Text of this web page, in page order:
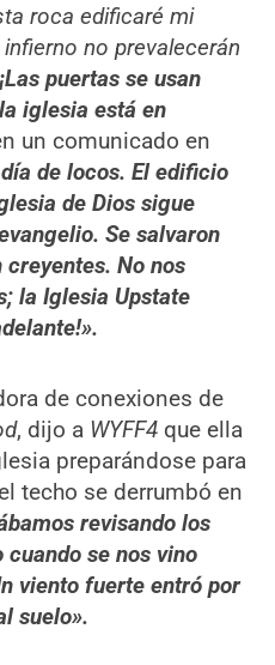
roca edificaré mi
no prevalecerán
puertas se usan
iglesia está en
un comunicado en
de locos. El edificio
de Dios sigue
Se salvaron
creyentes. No nos
la Iglesia Upstate
de conexiones de
, dijo a WYFF4 que ella
preparándose para
techo se derrumbó en
revisando los
se nos vino
viento fuerte entró por
suelo».